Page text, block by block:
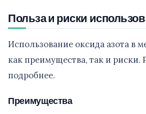
Польза и риски
Использование оксида азота в
как преимущества, так и риски.
подробнее.
Преимущества